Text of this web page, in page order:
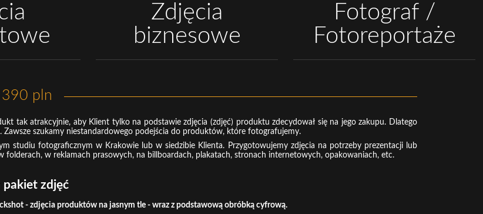
Zdjęcia
biznesowe
Fotograf /
Fotoreportaże
390 pln
tak atrakcyjnie, aby Klient tylko na podstawie zdjęcia (zdjęć) produktu zdecydował się na jego zakupu. Dlatego
szukamy niestandardowego podejścia do produktów, które fotografujemy.
studiu fotograficznym w Krakowie lub w siedzibie Klienta. Przygotowujemy zdjęcia na potrzeby prezentacji lub
w reklamach prasowych, na billboardach, plakatach, stronach internetowych, opakowaniach, etc.
pakiet zdjęć
- zdjęcia produktów na jasnym tle - wraz z podstawową obróbką cyfrową.